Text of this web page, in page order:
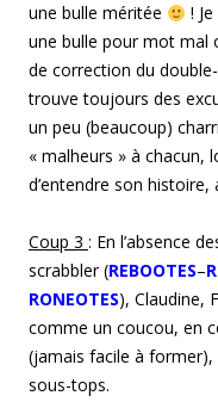
une bulle méritée
!
une bulle pour mot mal
de correction du
trouve toujours des
un peu (beaucoup)
« malheurs » à chacun,
d’entendre son
Coup 3 : En l’absence
scrabbler (REBOOTES–
RONEOTES), Claudine,
comme un coucou, en
(jamais facile à
sous-tops.